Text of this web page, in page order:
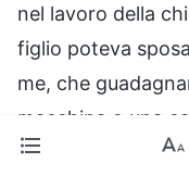
nel lavoro della
figlio poteva
me, che
macchina o una
questa cosa e